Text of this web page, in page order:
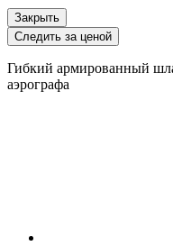
Закрыть
Следить за ценой
Гибкий армированный
аэрографа